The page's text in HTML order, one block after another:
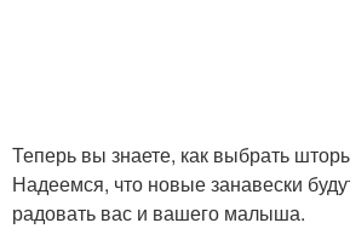
Теперь вы знаете, как выбрать
Надеемся, что новые занавески
радовать вас и вашего малыша.